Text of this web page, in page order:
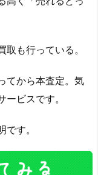
も行っている。
てから本査定。気
ビスです。
す。